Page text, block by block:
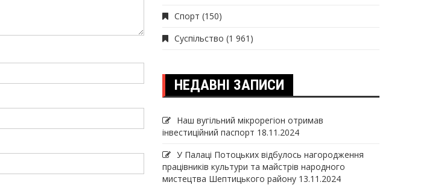
Спорт (150)
Суспільство (1 961)
НЕДАВНІ ЗАПИСИ
Наш вугільний мікрорегіон отримав
інвеcтиційний паспорт 18.11.2024
У Палаці Потоцьких відбулось нагородження
працівників культури та майстрів народного
мистецтва Шептицького району 13.11.2024